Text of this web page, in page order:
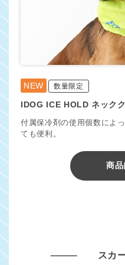
NEW 数量限定
IDOG ICE HOLD ネック
付属保冷剤の使用個数によ
ても便利。
商品
スカ